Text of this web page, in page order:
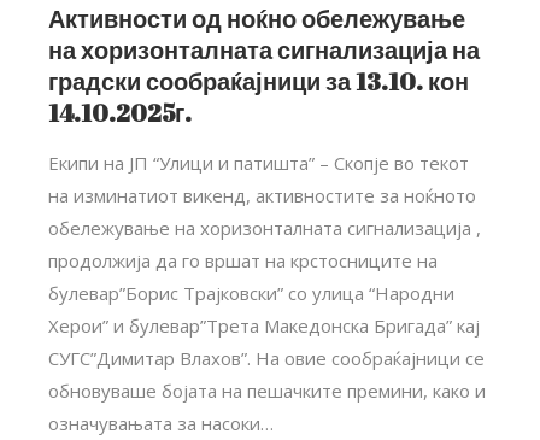
Активности од ноќно обележување
на хоризонталната сигнализација на
градски сообраќајници за 13.10. кон
14.10.2025г.
Екипи на ЈП “Улици и патишта” – Скопје во текот
на изминатиот викенд, активностите за ноќното
обележување на хоризонталната сигнализација ,
продолжија да го вршат на крстосниците на
булевар”Борис Трајковски” со улица “Народни
Херои” и булевар”Трета Македонска Бригада” кај
СУГС”Димитар Влахов”. На овие сообраќајници се
обновуваше бојата на пешачките премини, како и
означувањата за насоки…